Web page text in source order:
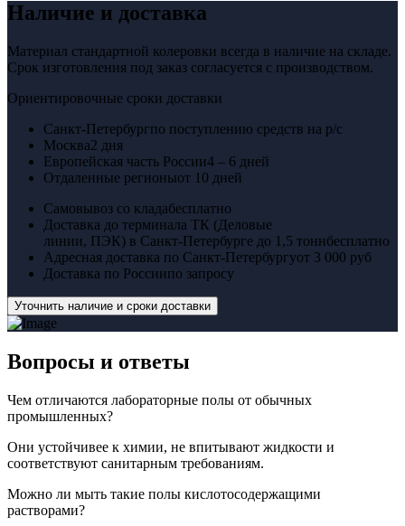
Наличие и доставка
Материал стандартной колеровки всегда в наличие на складе.
Срок изготовления под заказ согласуется с производством.
Ориентировочные сроки доставки
Санкт-Петербургпо поступлению средств на р/с
Москва2 дня
Европейская часть России4 – 6 дней
Отдаленные регионыот 10 дней
Самовывоз со кладабесплатно
Доставка до терминала ТК (Деловые
линии, ПЭК) в Санкт-Петербурге до 1,5 тоннбесплатно
Адресная доставка по Санкт-Петербургуот 3 000 руб
Доставка по Россиипо запросу
Уточнить наличие и сроки доставки
Вопросы и ответы
Чем отличаются лабораторные полы от обычных
промышленных?
Они устойчивее к химии, не впитывают жидкости и
соответствуют санитарным требованиям.
Можно ли мыть такие полы кислотосодержащими
растворами?